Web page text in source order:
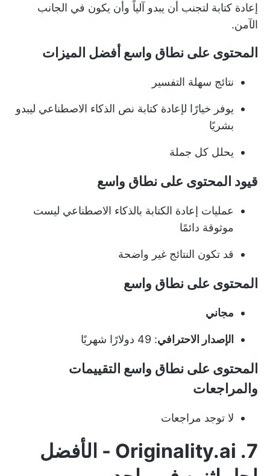
إعادة كتابة لتجنب أن يبدو آلياً وأن يكون في الجانب
الآمن.
المحتوى على نطاق واسع أفضل الميزات
نتائج سهلة التفسير
يوفر خيارًا لإعادة كتابة نص الذكاء الاصطناعي ليبدو
بشريًا
يحلل كل جملة
قيود المحتوى على نطاق واسع
عمليات إعادة الكتابة بالذكاء الاصطناعي ليست
موثوقة دائمًا
قد تكون النتائج غير واضحة
المحتوى على نطاق واسع
مجاني
الإصدار الاحترافي: 49 دولارًا شهريًا
المحتوى على نطاق واسع التقييمات
والمراجعات
لا توجد مراجعات
7. Originality.ai - الأفضل